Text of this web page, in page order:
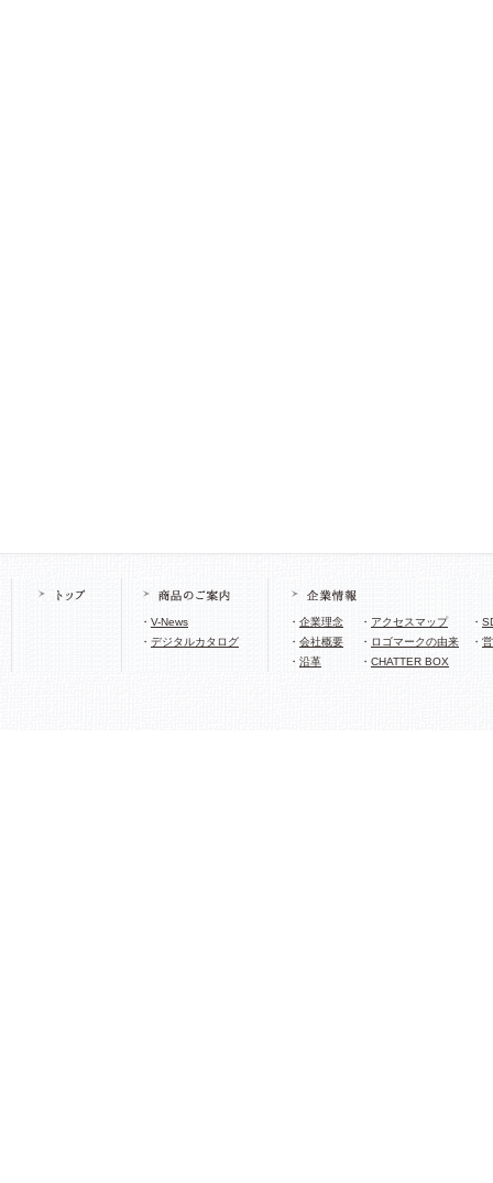
・ V-News
・ デジタルカタログ
・ 企業理念
・ 会社概要
・ 沿革
・ アクセスマップ
・ ロゴマークの由来
・ CHATTER BOX
・
・